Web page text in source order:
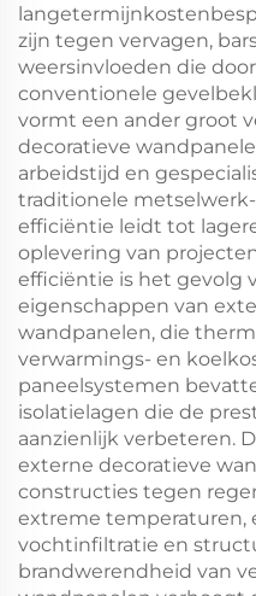
zijn tegen vervagen,
weersinvloeden die
conventionele
vormt een ander groot
decoratieve
arbeidstijd en
traditionele
efficiëntie leidt tot
oplevering van
efficiëntie is het gevolg
eigenschappen van
wandpanelen, die
verwarmings- en
paneelsystemen
isolatielagen die de
aanzienlijk verbeteren.
externe decoratieve
constructies tegen
extreme temperaturen,
vochtinfiltratie en
brandwerendheid van